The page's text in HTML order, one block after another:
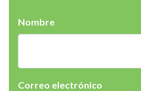
Nombre
Correo electrónico